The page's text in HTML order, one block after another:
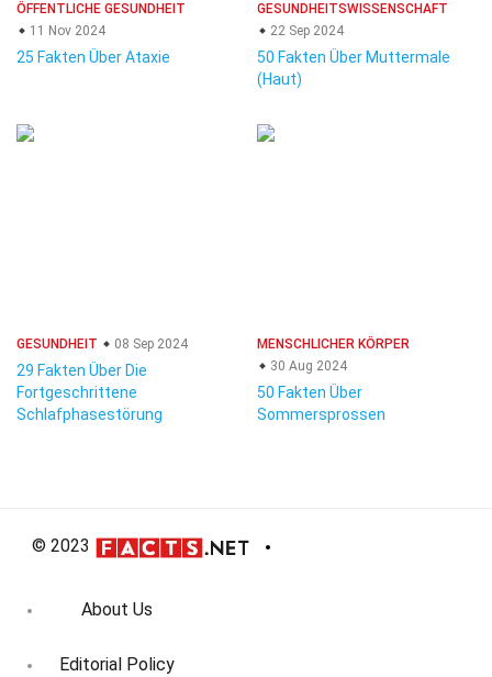
ÖFFENTLICHE GESUNDHEIT
11 Nov 2024
25 Fakten Über Ataxie
GESUNDHEITSWISSENSCHAFT
22 Sep 2024
50 Fakten Über Muttermale
(Haut)
GESUNDHEIT 08 Sep 2024
29 Fakten Über Die
Fortgeschrittene
Schlafphasestörung
MENSCHLICHER KÖRPER
30 Aug 2024
50 Fakten Über
Sommersprossen
© 2023
About Us
Editorial Policy